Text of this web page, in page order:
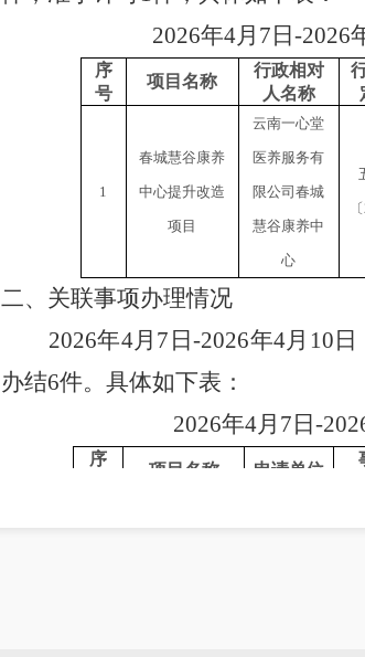
2026年4月 7 日 -2026
序
号
项目名称
行政相对
人名称
1
春城慧谷康养
中心提升改造
项目
云南一心堂
医养服务有
限公司春城
慧谷康养中
心
〔
二、关联事项办理情况
2026年4月 7 日-2026年4月 10 日
办结6件。具体如下表：
2026年4月 7 日 -
序
项目名称 申请单位